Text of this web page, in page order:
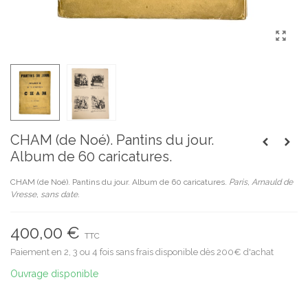
CHAM (de Noé). Pantins du jour.
Album de 60 caricatures.
CHAM (de Noé). Pantins du jour. Album de 60 caricatures. Paris, Arnauld de
Vresse, sans date.
400,00 € TTC
Paiement en 2, 3 ou 4 fois sans frais disponible dès 200€ d'achat
Ouvrage disponible